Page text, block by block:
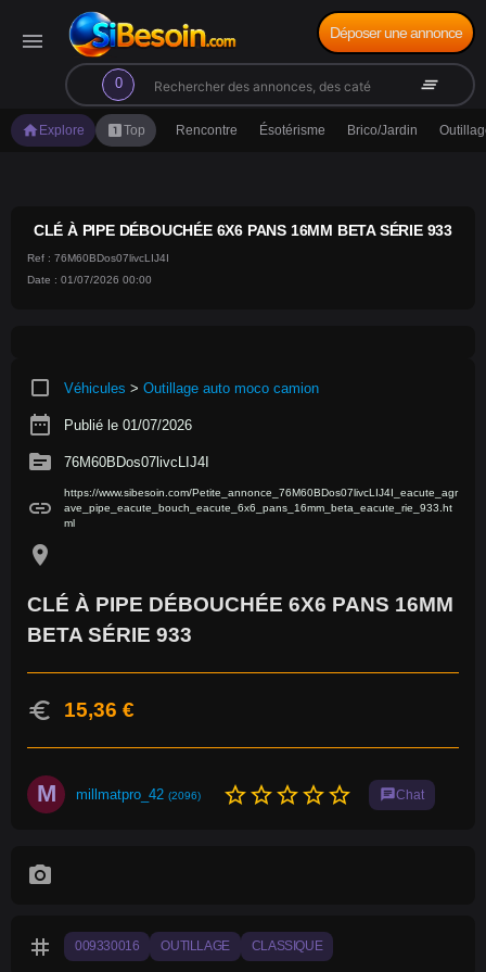
menu
0
search clear_all
Déposer une annonce
home Explore looks_oneTop Rencontre Ésotérisme Brico/Jardin
CLÉ À PIPE DÉBOUCHÉE 6X6 PANS 16MM BETA SÉRIE 933
Ref : 76M60BDos07livcLIJ4I
Date : 01/07/2026 00:00
crop_square Véhicules > Outillage auto moco camion
date_range Publié le 01/07/2026
source 76M60BDos07livcLIJ4I
link
https://www.sibesoin.com/Petite_annonce_76M60BDos07livcLIJ4I_eacute_agr
ave_pipe_eacute_bouch_eacute_6x6_pans_16mm_beta_eacute_rie_933.ht
ml
location_on
CLÉ À PIPE DÉBOUCHÉE 6X6 PANS 16MM
BETA SÉRIE 933
euro 15,36 €
M millmatpro_42 (2096) star_borderstar_borderstar_borderstar_borderstar_border chatChat
photo_camera
tag 009330016 OUTILLAGE CLASSIQUE